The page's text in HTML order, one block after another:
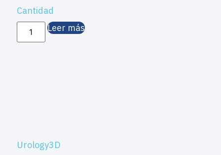
Cantidad
Leer más
Urology3D